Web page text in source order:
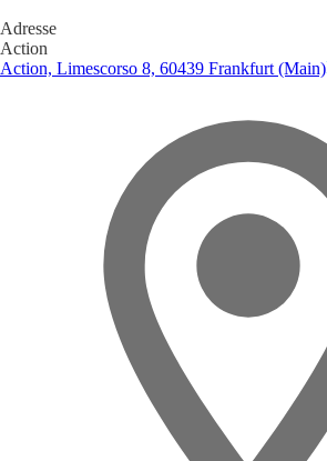
Adresse
Action
Action, Limescorso 8, 60439 Frankfurt (Main)